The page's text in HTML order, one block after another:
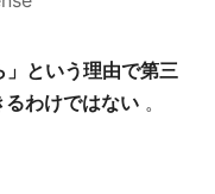
」という理由で第三
わけではない 。